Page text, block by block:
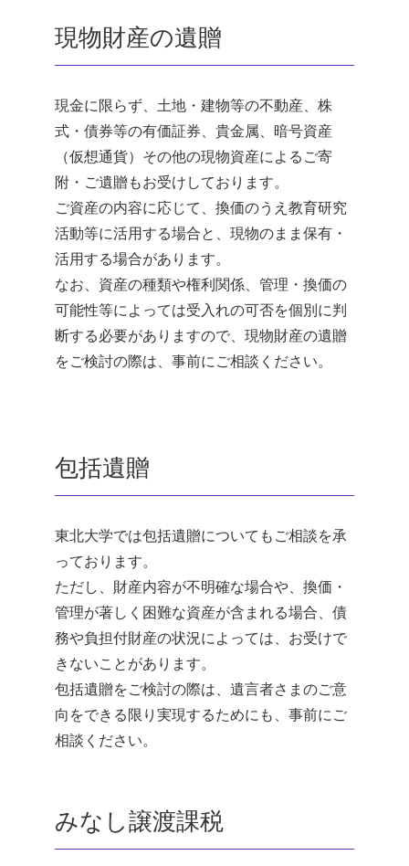
現物財産の遺贈
現金に限らず、土地・建物等の不動産、株
式・債券等の有価証券、貴金属、暗号資産
（仮想通貨）その他の現物資産によるご寄
附・ご遺贈もお受けしております。
ご資産の内容に応じて、換価のうえ教育研究
活動等に活用する場合と、現物のまま保有・
活用する場合があります。
なお、資産の種類や権利関係、管理・換価の
可能性等によっては受入れの可否を個別に判
断する必要がありますので、現物財産の遺贈
をご検討の際は、事前にご相談ください。
包括遺贈
東北大学では包括遺贈についてもご相談を承
っております。
ただし、財産内容が不明確な場合や、換価・
管理が著しく困難な資産が含まれる場合、債
務や負担付財産の状況によっては、お受けで
きないことがあります。
包括遺贈をご検討の際は、遺言者さまのご意
向をできる限り実現するためにも、事前にご
相談ください。
みなし譲渡課税